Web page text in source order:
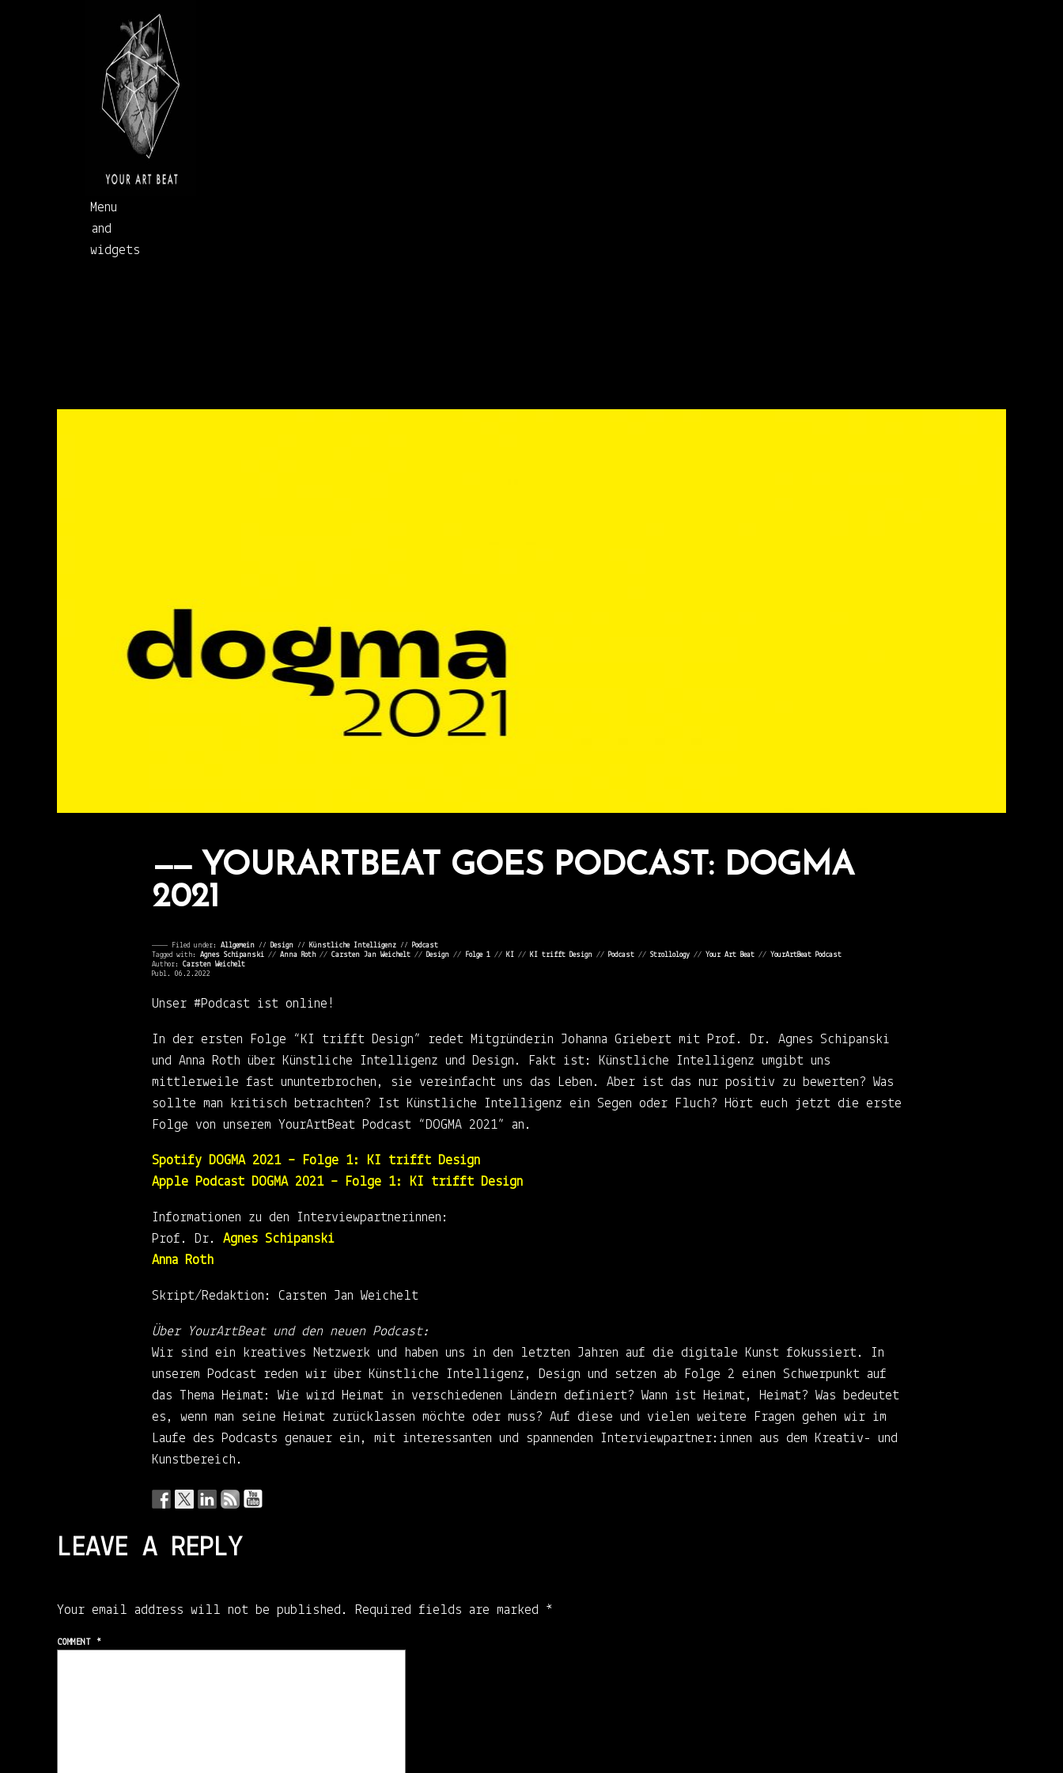
Skip to content
Your Art Beat
A collective art memory
Menu
and
widgets
YOURARTBEAT GOES PODCAST: DOGMA
2021
———— Filed under: Allgemein ⁄⁄ Design ⁄⁄ Künstliche Intelligenz ⁄⁄ Podcast
Tagged with: Agnes Schipanski // Anna Roth// Carsten Jan Weichelt // Design // Folge 1 // KI // KI trifft Design // Podcast // Strollology // Your Art Beat // YourArtBeat Podcast
Author: Carsten Weichelt
Publ. 06.2.2022
Unser #Podcast ist online!
In der ersten Folge “KI trifft Design” redet Mitgründerin Johanna Griebert mit Prof. Dr. Agnes Schipanski
und Anna Roth über Künstliche Intelligenz und Design. Fakt ist: Künstliche Intelligenz umgibt uns
mittlerweile fast ununterbrochen, sie vereinfacht uns das Leben. Aber ist das nur positiv zu bewerten? Was
sollte man kritisch betrachten? Ist Künstliche Intelligenz ein Segen oder Fluch? Hört euch jetzt die erste
Folge von unserem YourArtBeat Podcast “DOGMA 2021” an.
Spotify DOGMA 2021 – Folge 1: KI trifft Design
Apple Podcast DOGMA 2021 – Folge 1: KI trifft Design
Informationen zu den Interviewpartnerinnen:
Prof. Dr. Agnes Schipanski
Anna Roth
Skript/Redaktion: Carsten Jan Weichelt
Über YourArtBeat und den neuen Podcast:
Wir sind ein kreatives Netzwerk und haben uns in den letzten Jahren auf die digitale Kunst fokussiert. In
unserem Podcast reden wir über Künstliche Intelligenz, Design und setzen ab Folge 2 einen Schwerpunkt auf
das Thema Heimat: Wie wird Heimat in verschiedenen Ländern definiert? Wann ist Heimat, Heimat? Was bedeutet
es, wenn man seine Heimat zurücklassen möchte oder muss? Auf diese und vielen weitere Fragen gehen wir im
Laufe des Podcasts genauer ein, mit interessanten und spannenden Interviewpartner:innen aus dem Kreativ- und
Kunstbereich.
LEAVE A REPLY
Your email address will not be published. Required fields are marked *
COMMENT *